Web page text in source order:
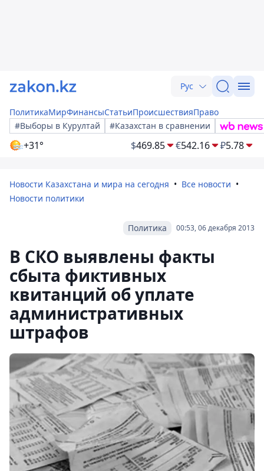
Рус
ПолитикаМирФинансыСтатьиПроисшествияПраво
#Выборы в Курултай
#Казахстан в сравнении
+31° $469.85 €542.16 ₽5.78
Новости Казахстана и мира на сегодня
Все новости
Новости политики
00:53, 06 декабря 2013
Политика
В СКО выявлены факты
сбыта фиктивных
квитанций об уплате
административных
штрафов